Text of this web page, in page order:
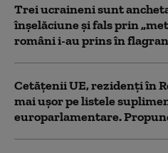
Trei ucraineni sunt
înşelăciune și fals prin
români i-au prins în
Cetățenii UE, rezidenți în
mai ușor pe listele
europarlamentare.